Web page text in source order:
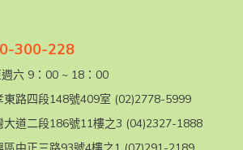
300-228
六 9：00 ~ 18：00
東路四段148號409室 (02)2778-5999
大道二段186號11樓之3 (04)2327-1888